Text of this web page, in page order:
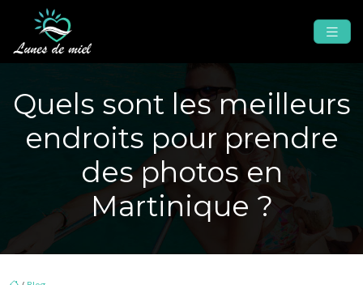
Quels sont les meilleurs
endroits pour prendre
des photos en
Martinique ?